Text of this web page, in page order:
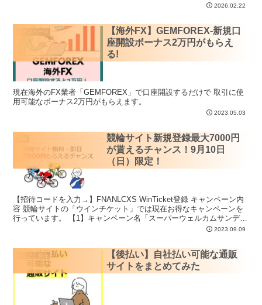
2026.02.22
【海外FX】GEMFOREX-新規口
座開設ボーナス2万円がもらえ
る!
現在海外のFX業者「GEMFOREX」で口座開設するだけで 取引に使
用可能なボーナス2万円がもらえます。
2023.05.03
競輪サイト新規登録最大7000円
が貰えるチャンス！9月10日
（日）限定！
【招待コードを入力→】FNANLCXS WinTicket登録 キャンペーン内
容 競輪サイトの「ウインチケット」では現在お得なキャンペーンを
行っています。 【1】キャンペーン名「スーパーウェルカムサンデ
2023.09.09
グルメ・食品
【後払い】自社払い可能な通販
サイトをまとめてみた